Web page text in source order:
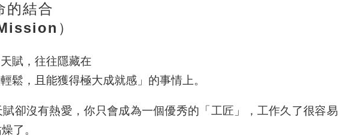
的結合
）
賦，往往隱藏在
鬆，且能獲得極大成就感」的事情上。
賦卻沒有熱愛 ，你只會成為一個優秀的「工匠」，工作久了很容易
了。